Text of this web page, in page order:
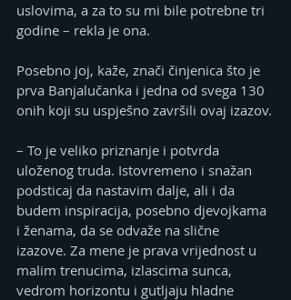
uslovima, a za to su mi bile potrebne tri
godine – rekla je ona.
Posebno joj, kaže, znači činjenica što je
prva Banjalučanka i jedna od svega 130
onih koji su uspješno završili ovaj izazov.
– To je veliko priznanje i potvrda
uloženog truda. Istovremeno i snažan
podsticaj da nastavim dalje, ali i da
budem inspiracija, posebno djevojkama
i ženama, da se odvaže na slične
izazove. Za mene je prava vrijednost u
malim trenucima, izlascima sunca,
vedrom horizontu i gutljaju hladne